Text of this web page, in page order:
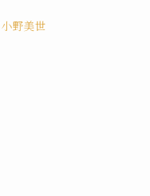
小野美世